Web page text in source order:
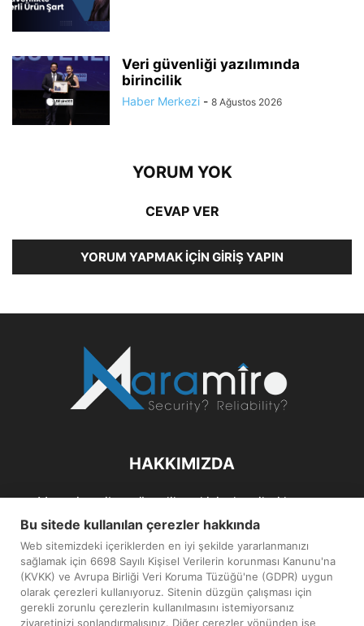
Veri güvenliği yazılımında
birincilik
Haber Merkezi - 8 Ağustos 2026
YORUM YOK
CEVAP VER
YORUM YAPMAK İÇIN GIRIŞ YAPIN
HAKKIMIZDA
Maramiro; siber güvenlik ve kişisel verileri koruma
alanlarıın sağlıklı büyümelerine odaklanarak bu sektörlerle
ilgili güncel haber ve analizler hazırlayıp yayınlayan bir
haber sitesidir.
İletişim:maramiro@sentezmedya.com.tr
Bu sitede kullanılan çerezler hakkında
Web sitemizdeki içeriklerden en iyi şekilde yararlanmanızı
sağlamak için 6698 Sayılı Kişisel Verilerin korunması Kanunu'na
(KVKK) ve Avrupa Birliği Veri Koruma Tüzüğü'ne (GDPR) uygun
olarak çerezleri kullanıyoruz. Sitenin düzgün çalışması için
gerekli zorunlu çerezlerin kullanılmasını istemiyorsanız
ziyaretinizi sonlandırmalısınız. Diğer çerezler yönünden ise